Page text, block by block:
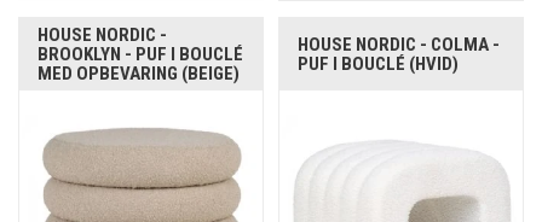
HOUSE NORDIC -
BROOKLYN - PUF I BOUCLÉ
MED OPBEVARING (BEIGE)
HOUSE NORDIC - COLMA -
PUF I BOUCLÉ (HVID)